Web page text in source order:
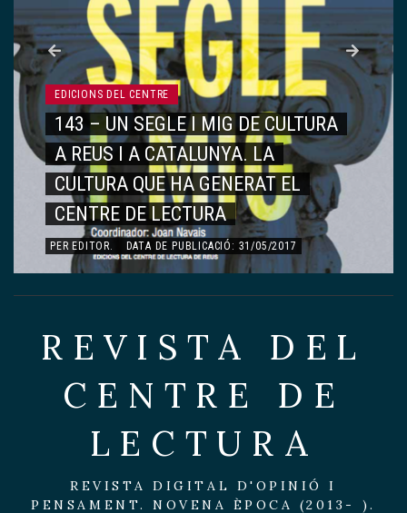
EDICIONS DEL CENTRE
142 – VIATGE AL CENTRE DE
LECTURA
PER EDITOR. DATA DE PUBLICACIÓ: 15/05/2017
REVISTA DEL
CENTRE DE
LECTURA
REVISTA DIGITAL D'OPINIÓ I
PENSAMENT. NOVENA ÈPOCA (2013- ).